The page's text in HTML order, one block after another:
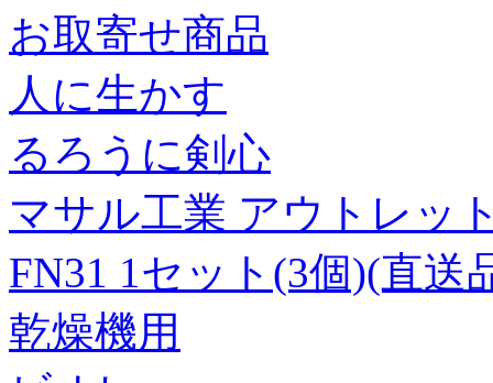
お取寄せ商品
人に生かす
るろうに剣心
マサル工業 アウトレッ
FN31 1セット(3個)(直送
乾燥機用